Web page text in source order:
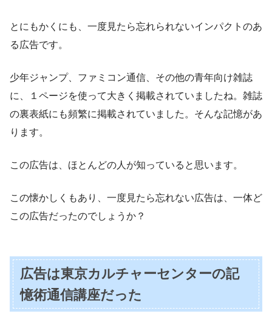
とにもかくにも、一度見たら忘れられないインパクトのあ
る広告です。
少年ジャンプ、ファミコン通信、その他の青年向け雑誌
に、１ページを使って大きく掲載されていましたね。雑誌
の裏表紙にも頻繁に掲載されていました。そんな記憶があ
ります。
この広告は、ほとんどの人が知っていると思います。
この懐かしくもあり、一度見たら忘れない広告は、一体ど
この広告だったのでしょうか？
広告は東京カルチャーセンターの記
憶術通信講座だった